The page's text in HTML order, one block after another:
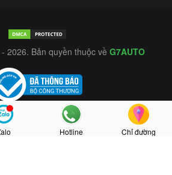
2026. Bản quyền thuộc về G7AUTO
Hotline Chỉ đường